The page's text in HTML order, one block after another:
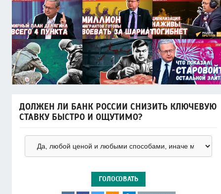
ДОЛЖЕН ЛИ БАНК РОССИИ СНИЗИТЬ КЛЮЧЕВУЮ
СТАВКУ БЫСТРО И ОЩУТИМО?
ГОЛОСОВАТЬ